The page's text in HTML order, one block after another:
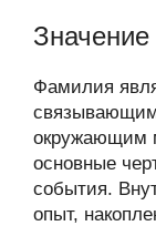
Фамилия
связывающим
окружающим
основные
события.
опыт,